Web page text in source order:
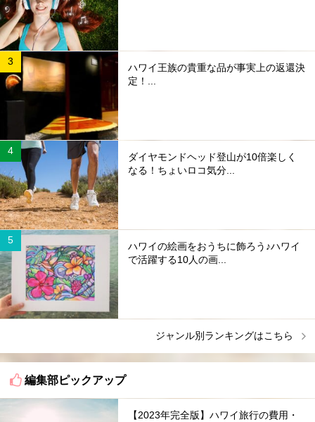
ハワイ王族の貴重な品が事実上の返還決
定！...
ダイヤモンドヘッド登山が10倍楽しく
なる！ちょいロコ気分...
ハワイの絵画をおうちに飾ろう♪ハワイ
で活躍する10人の画...
ジャンル別ランキングはこちら
編集部ピックアップ
【2023年完全版】ハワイ旅行の費用・